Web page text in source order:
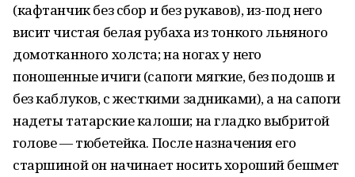
(кафтанчик без сбор и без рукавов), из-под него
висит чистая белая рубаха из тонкого льняного
домотканного холста; на ногах у него
поношенные ичиги (сапоги мягкие, без подошв и
без каблуков, с жесткими задниками), а на сапоги
надеты татарские калоши; на гладко выбритой
голове — тюбетейка. После назначения его
старшиной он начинает носить хороший бешмет